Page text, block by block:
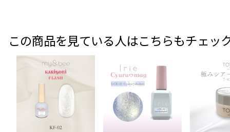
この商品を見ている人はこちらもチェッ